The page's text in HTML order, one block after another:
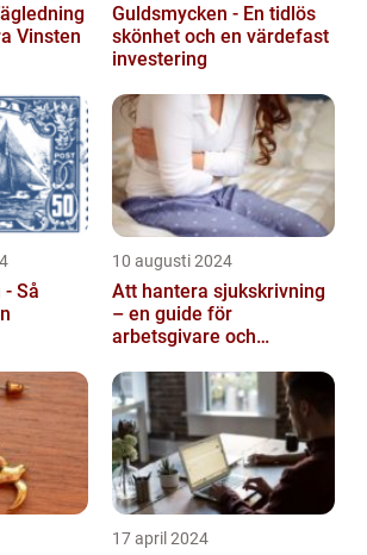
Vinsten
Guldsmycken - En tidlös
skönhet och en värdefast
investering
Så
10 augusti 2024
Att hantera sjukskrivning
– en guide för
arbetsgivare och
17 april 2024